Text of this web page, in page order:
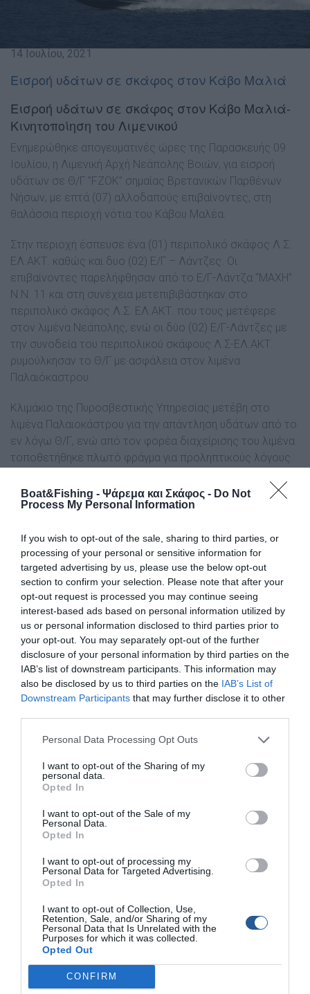
Boat&Fishing - Ψάρεμα και Σκάφος - Do Not
Process My Personal Information
If you wish to opt-out of the sale, sharing to third parties, or
processing of your personal or sensitive information for
targeted advertising by us, please use the below opt-out
section to confirm your selection. Please note that after your
opt-out request is processed you may continue seeing
interest-based ads based on personal information utilized by
us or personal information disclosed to third parties prior to
your opt-out. You may separately opt-out of the further
disclosure of your personal information by third parties on the
IAB’s list of downstream participants. This information may
also be disclosed by us to third parties on the IAB’s List of
Downstream Participants that may further disclose it to other
Personal Data Processing Opt Outs
I want to opt-out of the Sharing of my
personal data.
Opted In
I want to opt-out of the Sale of my
Personal Data.
Opted In
I want to opt-out of processing my
Personal Data for Targeted Advertising.
Opted In
I want to opt-out of Collection, Use,
Retention, Sale, and/or Sharing of my
Personal Data that Is Unrelated with the
Purposes for which it was collected.
Opted Out
CONFIRM
14 Ιουλίου, 2021
Εισροή υδάτων σε σκάφος στον Κάβο Μαλιά
Εισροή υδάτων σε σκάφος στον Κάβο Μαλιά-
Κινητοποίηση του Λιμενικού
Ενημερώθηκε απογευματινές ώρες της Παρασκευής 09
Ιουλίου, η Λιμενική Αρχή Νεάπολης Βοιών, για εισροή
υδάτων σε Θ/Γ ”FZOK” σημαίας Βρετανικών Παρθένων
Νήσων, με επτά (07) αλλοδαπούς επιβαίνοντες, στη
θαλάσσια περιοχή νότια του Κάβου Μαλέα.
Στην περιοχή έσπευσε ένα (01) περιπολικό σκάφος Λ.Σ.
ΕΛ.ΑΚΤ. καθώς και δυο (02) Ε/Γ – Λάντζες. Οι
επιβαίνοντες παρελήφθησαν από το Ε/Γ-Λάντζα “ΜΑΧΗ”
Ν.Ν. 11 και στη συνέχεια μετεπιβιβάστηκαν στο
περιπολικό σκάφος Λ.Σ. ΕΛ.ΑΚΤ. που τους μετέφερε
στον λιμένα Νεάπολης, ενώ οι δύο (02) Ε/Γ-Λάντζες με
την συνοδεία του περιπολικού σκάφους Λ.Σ-ΕΛ.ΑΚΤ.
ρυμούλκησαν το Θ/Γ με ασφάλεια στον λιμένα
Παλαιόκαστρου.
Κλιμάκιο της Πυροσβεστικής Υπηρεσίας μετέβη στο
λιμένα Παλαιoκάστρου για την απάντληση υδάτων από το
εν λόγω Θ/Γ, ενώ από τον φορέα διαχείρισης του λιμένα
τοποθετήθηκε πλωτό φράγμα για προληπτικούς λόγους.
Από την Λιμενική Αρχή που διενεργεί προανάκριση,
απαγορεύτηκε ο απόπλους του ”FZOK” μέχρι την
νηογνώμονα που το παρακολουθεί, ενώ από το
περιστατικό δεν αναφέρθηκε τραυματισμός ατόμων.
Tags
Κάβο Μαλιάς Εισροή υδάτων σε σκάφος
Λιμενική Αρχή Νεάπολης Βοϊών
© Copyright 2017 Boatfishing. All rights reserved.